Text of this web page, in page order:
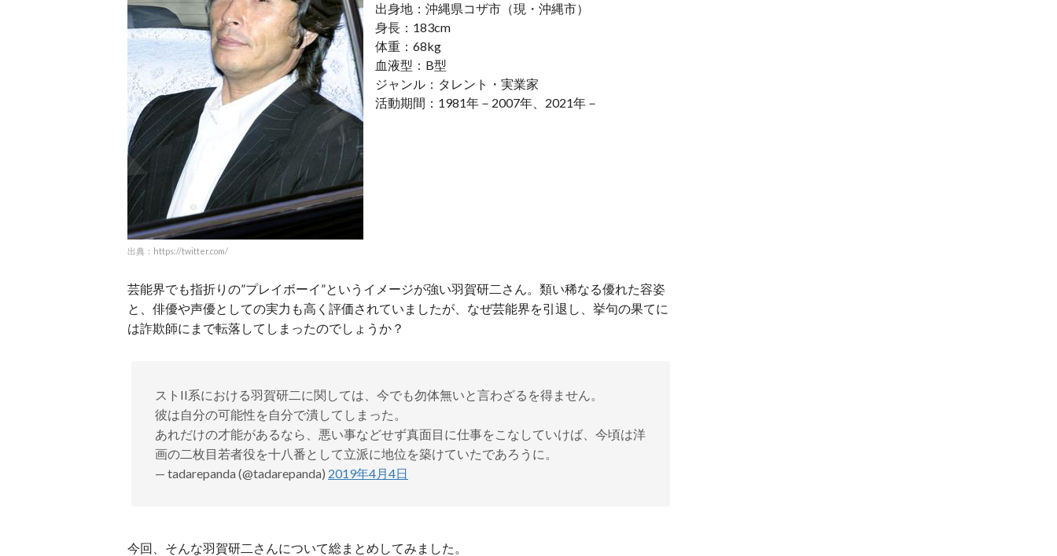
出典：https://twitter.com/
出身地：沖縄県コザ市（現・沖縄市）
身長：183cm
体重：68kg
血液型：B型
ジャンル：タレント・実業家
活動期間：1981年－2007年、2021年－
芸能界でも指折りの”プレイボーイ”というイメージが強い羽賀研二さん。類い稀なる優れた容姿
と、俳優や声優としての実力も高く評価されていましたが、なぜ芸能界を引退し、挙句の果てに
は詐欺師にまで転落してしまったのでしょうか？
ストII系における羽賀研二に関しては、今でも勿体無いと言わざるを得ません。
彼は自分の可能性を自分で潰してしまった。
あれだけの才能があるなら、悪い事などせず真面目に仕事をこなしていけば、今頃は洋
画の二枚目若者役を十八番として立派に地位を築けていたであろうに。
— tadarepanda (@tadarepanda) 2019年4月4日
今回、そんな羽賀研二さんについて総まとめしてみました。